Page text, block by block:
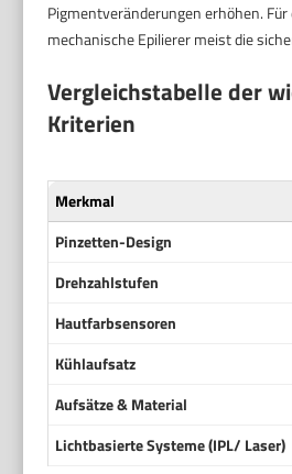
Pigmentveränderungen erhöhen.
mechanische Epilierer meist die
Vergleichstabelle der
Kriterien
Merkmal
Pinzetten-Design
Drehzahlstufen
Hautfarbsensoren
Kühlaufsatz
Aufsätze & Material
Lichtbasierte Systeme (IPL/ Laser)